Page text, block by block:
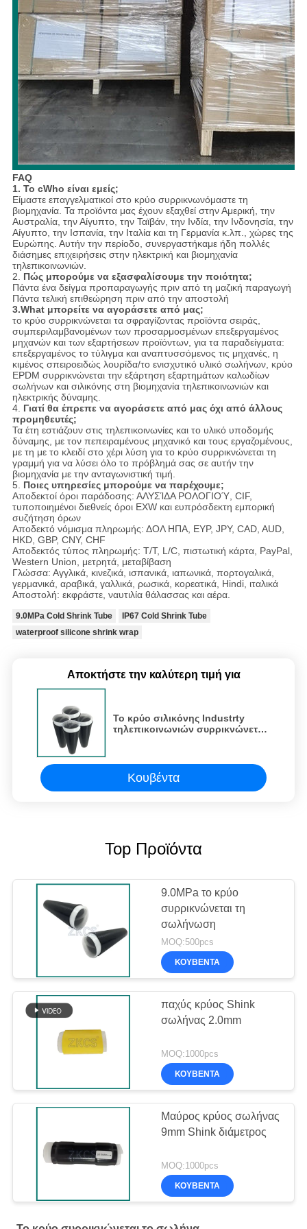
FAQ
1. Το cWho είναι εμείς;
Είμαστε επαγγελματικοί στο κρύο συρρικνωνόμαστε τη
βιομηχανία. Τα προϊόντα μας έχουν εξαχθεί στην Αμερική, την
Αυστραλία, την Αίγυπτο, την Ταϊβάν, την Ινδία, την Ινδονησία, την
Αίγυπτο, την Ισπανία, την Ιταλία και τη Γερμανία κ.λπ., χώρες της
Ευρώπης. Αυτήν την περίοδο, συνεργαστήκαμε ήδη πολλές
διάσημες επιχειρήσεις στην ηλεκτρική και βιομηχανία
τηλεπικοινωνιών.
2. Πώς μπορούμε να εξασφαλίσουμε την ποιότητα;
Πάντα ένα δείγμα προπαραγωγής πριν από τη μαζική παραγωγή
Πάντα τελική επιθεώρηση πριν από την αποστολή
3.What μπορείτε να αγοράσετε από μας;
το κρύο συρρικνώνεται τα σφραγίζοντας προϊόντα σειράς,
συμπεριλαμβανομένων των προσαρμοσμένων επεξεργαμένος
μηχανών και των εξαρτήσεων προϊόντων, για τα παραδείγματα:
επεξεργαμένος το τύλιγμα και αναπτυσσόμενος τις μηχανές, η
κιμένος σπειροειδώς λουρίδα/το ενισχυτικό υλικό σωλήνων, κρύο
EPDM συρρικνώνεται την εξάρτηση εξαρτημάτων καλωδίων
σωλήνων και σιλικόνης στη βιομηχανία τηλεπικοινωνιών και
ηλεκτρικής δύναμης.
4. Γιατί θα έπρεπε να αγοράσετε από μας όχι από άλλους
προμηθευτές;
Τα έτη εστιάζουν στις τηλεπικοινωνίες και το υλικό υποδομής
δύναμης, με τον πεπειραμένους μηχανικό και τους εργαζομένους,
με τη με το κλειδί στο χέρι λύση για το κρύο συρρικνώνεται τη
γραμμή για να λύσει όλο το πρόβλημά σας σε αυτήν την
βιομηχανία με την ανταγωνιστική τιμή.
5. Ποιες υπηρεσίες μπορούμε να παρέχουμε;
Αποδεκτοί όροι παράδοσης: ΑΛΥΣΊΔΑ ΡΟΛΟΓΙΟΎ, CIF,
τυποποιημένοι διεθνείς όροι EXW και ευπρόσδεκτη εμπορική
συζήτηση όρων
Αποδεκτό νόμισμα πληρωμής: ΔΟΛ ΗΠΑ, ΕΥΡ, JPY, CAD, AUD,
HKD, GBP, CNY, CHF
Αποδεκτός τύπος πληρωμής: T/T, L/C, πιστωτική κάρτα, PayPal,
Western Union, μετρητά, μεταβίβαση
Γλώσσα: Αγγλικά, κινεζικά, ισπανικά, ιαπωνικά, πορτογαλικά,
γερμανικά, αραβικά, γαλλικά, ρωσικά, κορεατικά, Hindi, ιταλικά
Αποστολή: εκφράστε, ναυτιλία θάλασσας και αέρα.
9.0MPa Cold Shrink Tube
IP67 Cold Shrink Tube
waterproof silicone shrink wrap
Αποκτήστε την καλύτερη τιμή για
Το κρύο σιλικόνης Industrty
τηλεπικοινωνιών συρρικνώνεται
Κουβέντα
Top Προϊόντα
9.0MPa το κρύο
συρρικνώνεται τη
σωλήνωση
MOQ:500pcs
ΚΟΥΒΈΝΤΑ
παχύς κρύος Shink
σωλήνας 2.0mm
MOQ:1000pcs
ΚΟΥΒΈΝΤΑ
Μαύρος κρύος σωλήνας
9mm Shink διάμετρος
MOQ:1000pcs
ΚΟΥΒΈΝΤΑ